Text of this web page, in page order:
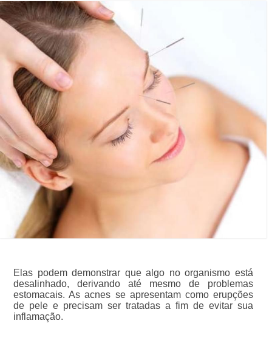
Elas podem demonstrar que algo no organismo está
desalinhado, derivando até mesmo de problemas
estomacais. As acnes se apresentam como erupções
de pele e precisam ser tratadas a fim de evitar sua
inflamação.